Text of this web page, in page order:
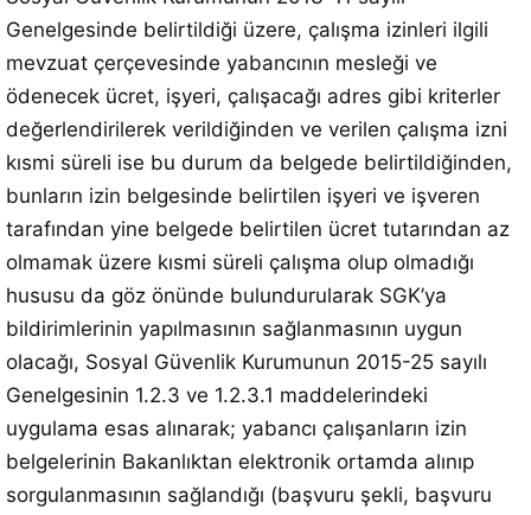
Genelgesinde belirtildiği üzere, çalışma izinleri ilgili
mevzuat çerçevesinde yabancının mesleği ve
ödenecek ücret, işyeri, çalışacağı adres gibi kriterler
değerlendirilerek verildiğinden ve verilen çalışma izni
kısmi süreli ise bu durum da belgede belirtildiğinden,
bunların izin belgesinde belirtilen işyeri ve işveren
tarafından yine belgede belirtilen ücret tutarından az
olmamak üzere kısmi süreli çalışma olup olmadığı
hususu da göz önünde bulundurularak SGK’ya
bildirimlerinin yapılmasının sağlanmasının uygun
olacağı, Sosyal Güvenlik Kurumunun 2015-25 sayılı
Genelgesinin 1.2.3 ve 1.2.3.1 maddelerindeki
uygulama esas alınarak; yabancı çalışanların izin
belgelerinin Bakanlıktan elektronik ortamda alınıp
sorgulanmasının sağlandığı (başvuru şekli, başvuru